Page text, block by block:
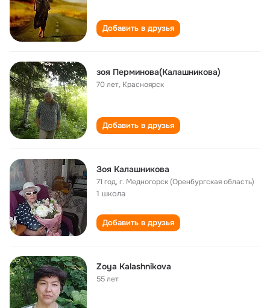
Добавить в друзья
зоя Перминова(Калашникова)
70 лет, Красноярск
Добавить в друзья
Зоя Калашникова
71 год,г. Медногорск (Оренбургская область)
1 школа
Добавить в друзья
Zoya Kalashnikova
55 лет